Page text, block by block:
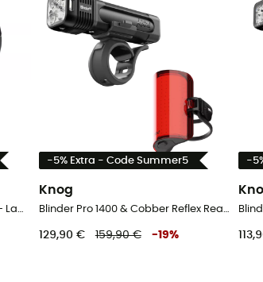
Race 19 Gun - USB-C Charging - Lampe avant vélo
-5% Extra - Code Summer5
Knog
Blinder Pro 1400 & Cobber Reflex Rear - Lampe avant vélo
129,90 € 159,90 € -19%
-